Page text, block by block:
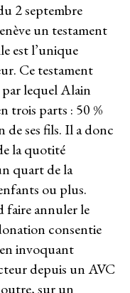
2 septembre
un testament
est l’unique
Ce testament
lequel Alain
trois parts : 50 %
ses fils. Il a donc
la quotité
quart de la
ou plus.
faire annuler le
consentie
invoquant
depuis un AVC
sur un